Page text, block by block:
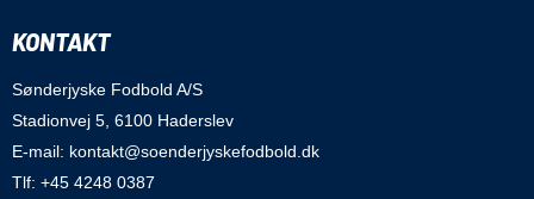
KONTAKT
Sønderjyske Fodbold A/S
Stadionvej 5, 6100 Haderslev
E-mail: kontakt@soenderjyskefodbold.dk
Tlf: +45 4248 0387